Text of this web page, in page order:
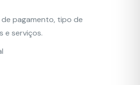
pagamento, tipo de
e serviços.